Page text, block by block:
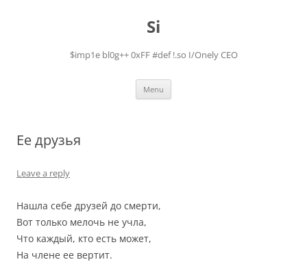
Si
$imp1e bl0g++ 0xFF #def !.so I/Onely CEO
Menu
Ее друзья
Leave a reply
Нашла себе друзей до смерти,
Вот только мелочь не учла,
Что каждый, кто есть может,
На члене ее вертит.